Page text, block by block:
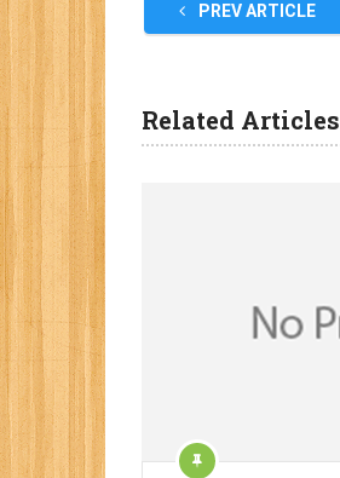
PREV ARTICLE
Related Articles